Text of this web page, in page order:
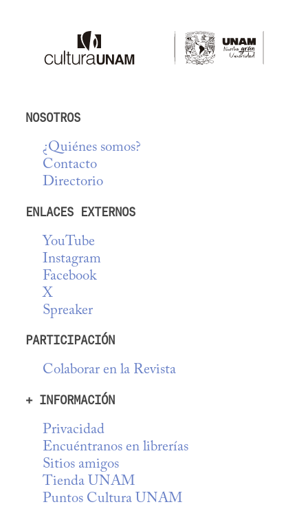
NOSOTROS
¿Quiénes somos?
Contacto
Directorio
ENLACES EXTERNOS
YouTube
Instagram
Facebook
X
Spreaker
PARTICIPACIÓN
Colaborar en la Revista
+ INFORMACIÓN
Privacidad
Encuéntranos en librerías
Sitios amigos
Tienda UNAM
Puntos Cultura UNAM